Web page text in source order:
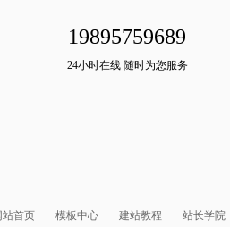
19895759689
24小时在线 随时为您服务
站首页 模板中心 建站教程 站长学院